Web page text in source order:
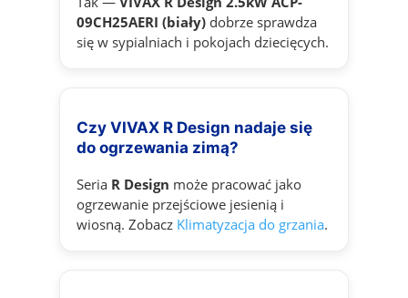
09CH25AERI (biały)dobrze sprawdza
się w sypialniach i pokojach dziecięcych.
Czy VIVAX R Design nadaje się
do ogrzewania zimą?
Seria R Design może pracować jako
ogrzewanie przejściowe jesienią i
wiosną. Zobacz Klimatyzacja do grzania.